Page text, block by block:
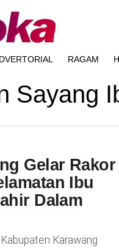
RAGAM
Sayang
Gelar Rakor
Ibu
Dalam
Karawang